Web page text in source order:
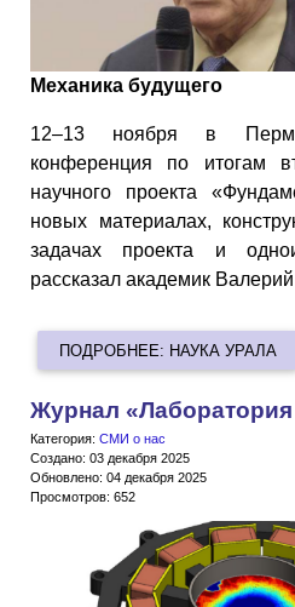
Механика будущего
12–13 ноября в
конференция по итогам
научного проекта
новых материалах,
задачах проекта и
рассказал академик
ПОДРОБНЕЕ: НАУКА УРАЛА
Журнал
Категория: СМИ о нас
Создано: 03 декабря 2025
Обновлено: 04 декабря 2025
Просмотров: 652